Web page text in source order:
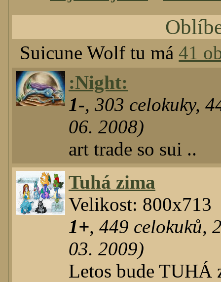
Suicune Wolf tu má41
:Night:
1-,303 celokuky,
06. 2008)
art trade so sui ..
Tuhá zima
Velikost: 800x713
1+,449 celokuků,
03. 2009)
Letos bude TUHÁ